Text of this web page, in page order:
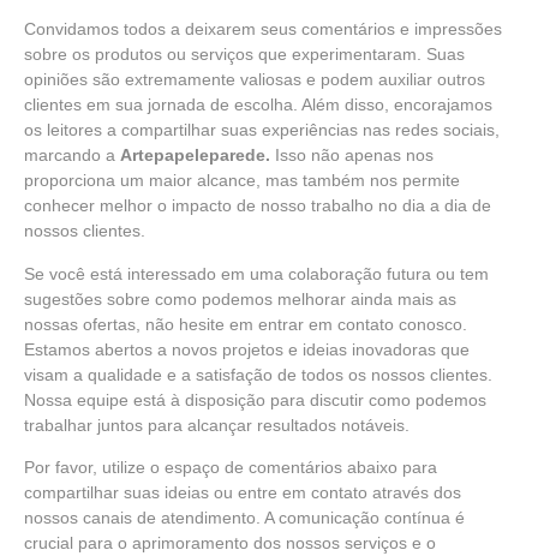
Convidamos todos a deixarem seus comentários e impressões
sobre os produtos ou serviços que experimentaram. Suas
opiniões são extremamente valiosas e podem auxiliar outros
clientes em sua jornada de escolha. Além disso, encorajamos
os leitores a compartilhar suas experiências nas redes sociais,
marcando a Artepapeleparede. Isso não apenas nos
proporciona um maior alcance, mas também nos permite
conhecer melhor o impacto de nosso trabalho no dia a dia de
nossos clientes.
Se você está interessado em uma colaboração futura ou tem
sugestões sobre como podemos melhorar ainda mais as
nossas ofertas, não hesite em entrar em contato conosco.
Estamos abertos a novos projetos e ideias inovadoras que
visam a qualidade e a satisfação de todos os nossos clientes.
Nossa equipe está à disposição para discutir como podemos
trabalhar juntos para alcançar resultados notáveis.
Por favor, utilize o espaço de comentários abaixo para
compartilhar suas ideias ou entre em contato através dos
nossos canais de atendimento. A comunicação contínua é
crucial para o aprimoramento dos nossos serviços e o